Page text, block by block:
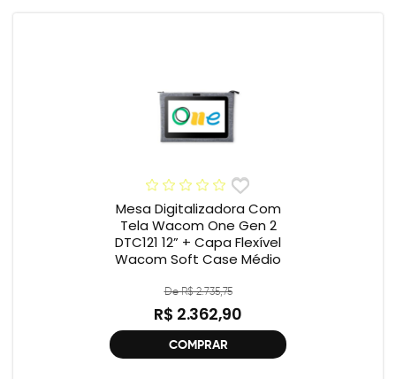
Mesa Digitalizadora Com
Tela Wacom One Gen 2
DTC121 12” + Capa Flexível
Wacom Soft Case Médio
De R$ 2.735,75
R$ 2.362,90
COMPRAR